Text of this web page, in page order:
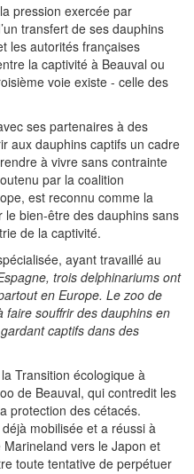
pression exercée par
transfert de ses dauphins
les autorités françaises
la captivité à Beauval ou
voie existe - celle des
ses partenaires à des
aux dauphins captifs un cadre
à vivre sans contrainte
par la coalition
est reconnu comme la
bien-être des dauphins sans
de la captivité.
ayant travaillé au
trois delphinariums ont
en Europe. Le zoo de
faire souffrir des dauphins en
captifs dans des
Transition écologique à
de Beauval, qui contredit les
protection des cétacés.
déjà mobilisée et a réussi à
vers le Japon et
toute tentative de perpétuer